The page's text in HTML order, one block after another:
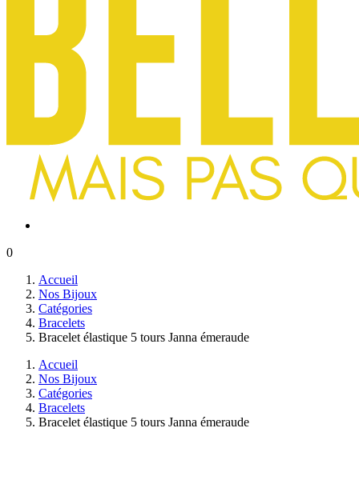
0
Accueil
Nos Bijoux
Catégories
Bracelets
Bracelet élastique 5 tours Janna émeraude
Accueil
Nos Bijoux
Catégories
Bracelets
Bracelet élastique 5 tours Janna émeraude